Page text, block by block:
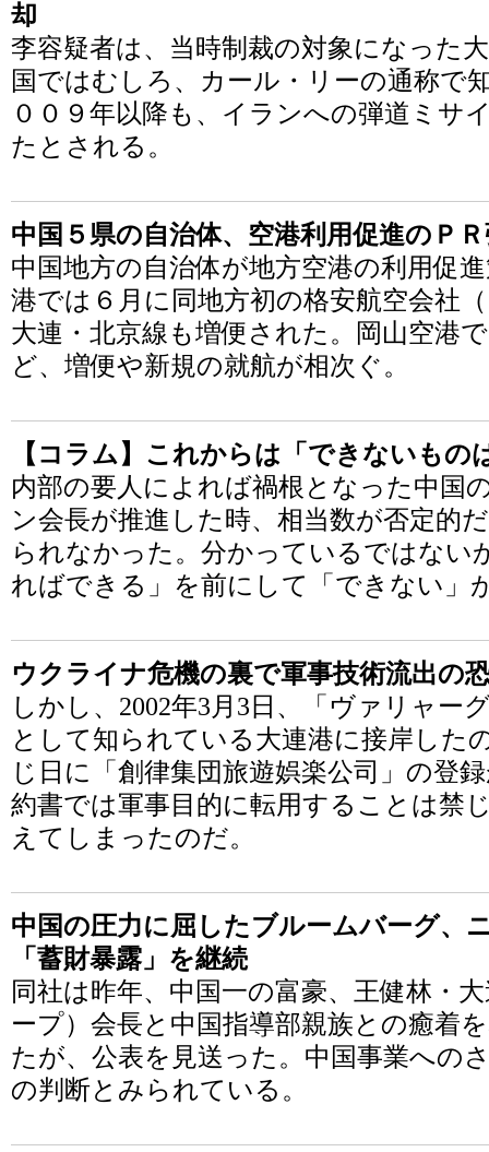
却
李容疑者は、当時制裁の対象になった
国ではむしろ、カール・リーの通称で
００９年以降も、イランへの弾道ミサ
たとされる。
中国５県の自治体、空港利用促進のＰ
中国地方の自治体が地方空港の利用促
港では６月に同地方初の格安航空会社
大連・北京線も増便された。岡山空港
ど、増便や新規の就航が相次ぐ。
【コラム】これからは「できないもの
内部の要人によれば禍根となった中国
ン会長が推進した時、相当数が否定的
られなかった。分かっているではない
ればできる」を前にして「できない」
ウクライナ危機の裏で軍事技術流出の
しかし、2002年3月3日、「ヴァリャー
として知られている大連港に接岸した
じ日に「創律集団旅遊娯楽公司」の登
約書では軍事目的に転用することは禁
えてしまったのだ。
中国の圧力に屈したブルームバーグ、
「蓄財暴露」を継続
同社は昨年、中国一の富豪、王健林・
ープ）会長と中国指導部親族との癒着
たが、公表を見送った。中国事業への
の判断とみられている。